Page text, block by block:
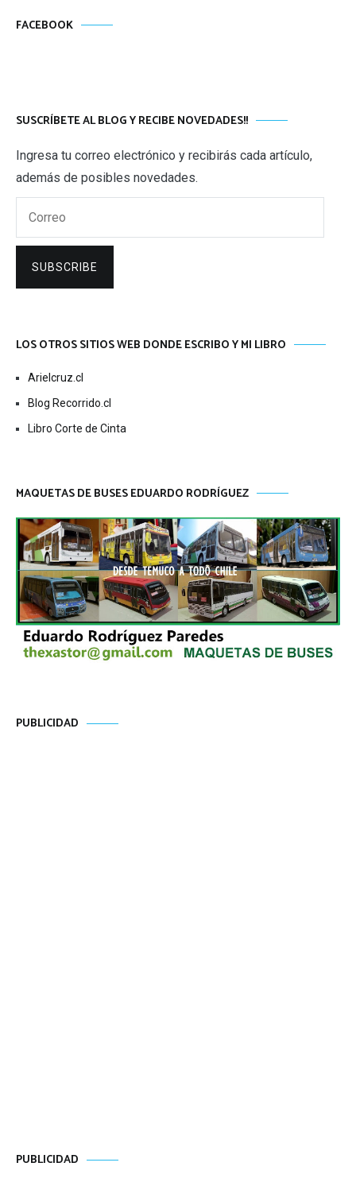
FACEBOOK
SUSCRÍBETE AL BLOG Y RECIBE NOVEDADES!!
Ingresa tu correo electrónico y recibirás cada artículo,
además de posibles novedades.
SUBSCRIBE
LOS OTROS SITIOS WEB DONDE ESCRIBO Y MI LIBRO
Arielcruz.cl
Blog Recorrido.cl
Libro Corte de Cinta
MAQUETAS DE BUSES EDUARDO RODRÍGUEZ
PUBLICIDAD
PUBLICIDAD